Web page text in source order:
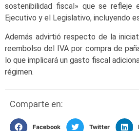
sostenibilidad fiscal» que se refleje
Ejecutivo y el Legislativo, incluyendo
Además advirtió respecto de la
reembolso del IVA por compra de
lo que implicará un gasto fiscal
régimen.
Comparte en:
Facebook Twitter